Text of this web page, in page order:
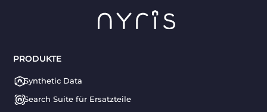
PRODUKTE
Synthetic Data
Search Suite für Ersatzteile